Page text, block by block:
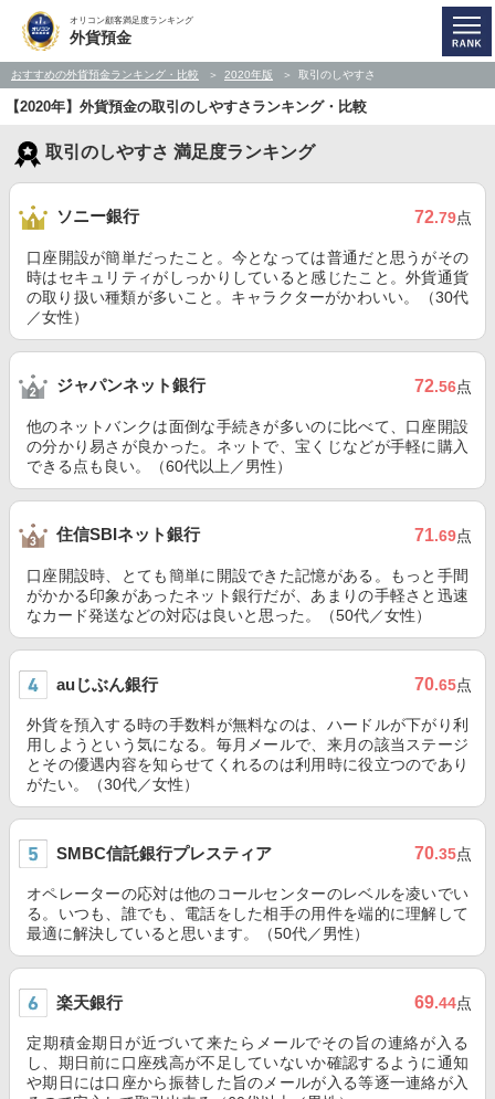
オリコン顧客満足度ランキング
外貨預金
おすすめの外貨預金ランキング・比較 2020年版 取引のしやすさ
【2020年】外貨預金の取引のしやすさランキング・比較
取引のしやすさ 満足度ランキング
ソニー銀行 72.79点
口座開設が簡単だったこと。今となっては普通だと思うがその
時はセキュリティがしっかりしていると感じたこと。外貨通貨
の取り扱い種類が多いこと。キャラクターがかわいい。（30代
／女性）
ジャパンネット銀行 72.56点
他のネットバンクは面倒な手続きが多いのに比べて、口座開設
の分かり易さが良かった。ネットで、宝くじなどが手軽に購入
できる点も良い。（60代以上／男性）
住信SBIネット銀行 71.69点
口座開設時、とても簡単に開設できた記憶がある。もっと手間
がかかる印象があったネット銀行だが、あまりの手軽さと迅速
なカード発送などの対応は良いと思った。（50代／女性）
auじぶん銀行 70.65点
外貨を預入する時の手数料が無料なのは、ハードルが下がり利
用しようという気になる。毎月メールで、来月の該当ステージ
とその優遇内容を知らせてくれるのは利用時に役立つのであり
がたい。（30代／女性）
SMBC信託銀行プレスティア 70.35点
オペレーターの応対は他のコールセンターのレベルを凌いでい
る。いつも、誰でも、電話をした相手の用件を端的に理解して
最適に解決していると思います。（50代／男性）
楽天銀行 69.44点
定期積金期日が近づいて来たらメールでその旨の連絡が入る
し、期日前に口座残高が不足していないか確認するように通知
や期日には口座から振替した旨のメールが入る等逐一連絡が入